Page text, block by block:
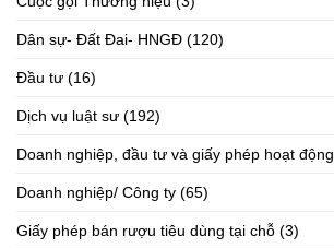
Dân sự- Đất Đai- HNGĐ (120)
Đầu tư (16)
Dịch vụ luật sư (192)
Doanh nghiệp, đầu tư và giấy phép hoạt động
Doanh nghiệp/ Công ty (65)
Giấy phép bán rượu tiêu dùng tại chỗ (3)